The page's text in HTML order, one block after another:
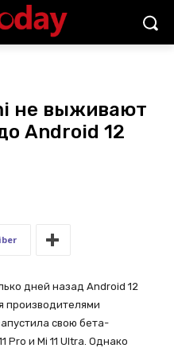
не выживают
Android 12
дней назад Android 12
производителями
свою бета-
Pro и Mi 11 Ultra. Однако